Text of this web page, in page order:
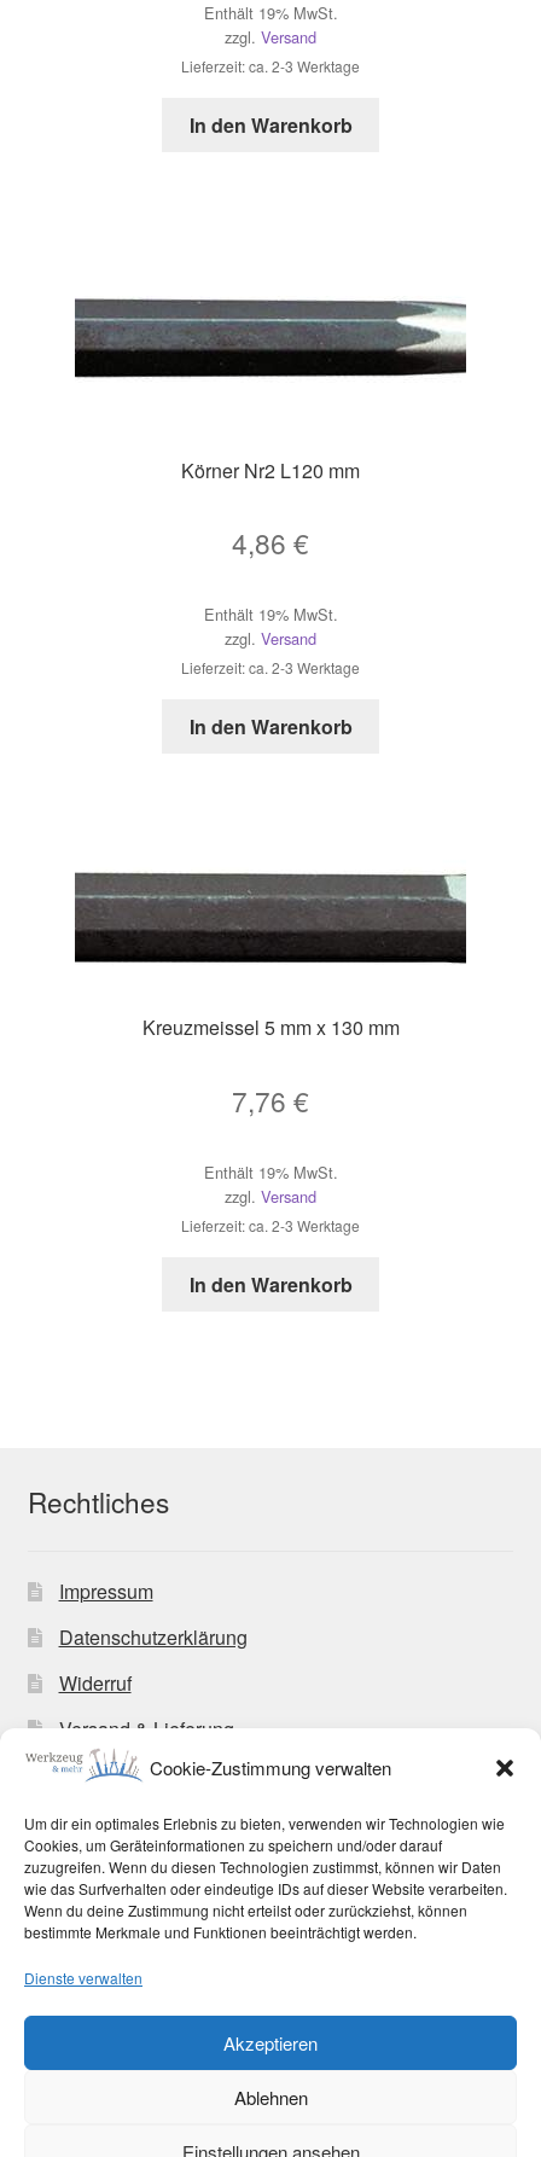
Cookie-Zustimmung verwalten
Um dir ein optimales Erlebnis zu bieten, verwenden wir Technologien wie
Cookies, um Geräteinformationen zu speichern und/oder darauf
zuzugreifen. Wenn du diesen Technologien zustimmst, können wir Daten
wie das Surfverhalten oder eindeutige IDs auf dieser Website verarbeiten.
Wenn du deine Zustimmung nicht erteilst oder zurückziehst, können
bestimmte Merkmale und Funktionen beeinträchtigt werden.
Dienste verwalten
Akzeptieren
Ablehnen
Einstellungen ansehen
Enthält 19% MwSt.
zzgl. Versand
Lieferzeit: ca. 2-3 Werktage
In den Warenkorb
Körner Nr2 L120 mm
4,86 €
Enthält 19% MwSt.
zzgl. Versand
Lieferzeit: ca. 2-3 Werktage
In den Warenkorb
Kreuzmeissel 5 mm x 130 mm
7,76 €
Enthält 19% MwSt.
zzgl. Versand
Lieferzeit: ca. 2-3 Werktage
In den Warenkorb
Rechtliches
Impressum
Datenschutzerklärung
Widerruf
Versand & Lieferung
Zahlungsweisen
Allgemeine Geschäftsbedingungen
Cookie-Richtlinie (EU)
© Werkzeug und mehr 2026
Erstellt mit WooCommerce
Vertrag widerrufen